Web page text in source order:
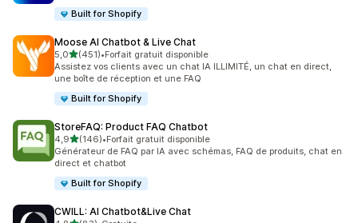
Built for Shopify
Moose AI Chatbot & Live Chat
5,0étoile(s) sur 5
(451)
451 avis au total
•Forfait gratuit disponible
Assistez vos clients avec un chat IA ILLIMITÉ, un chat en direct,
une boîte de réception et une FAQ
Built for Shopify
StoreFAQ: Product FAQ Chatbot
4,9étoile(s) sur 5
(146)
146 avis au total
•Forfait gratuit disponible
Générateur de FAQ par IA avec schémas, FAQ de produits, chat en
direct et chatbot
Built for Shopify
CWILL: AI Chatbot&Live Chat